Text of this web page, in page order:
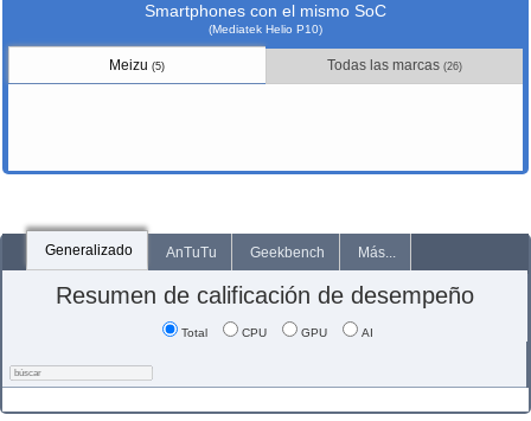
Smartphones con el mismo SoC
(Mediatek Helio P10)
Meizu(5) Todas las marcas (26)
Generalizado AnTuTu Geekbench Más...
Resumen de calificación de desempeño
Total CPU GPU AI